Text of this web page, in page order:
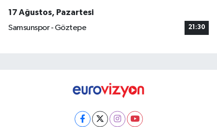
17 Ağustos, Pazartesi
Samsunspor - Göztepe
21:30